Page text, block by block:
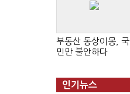
부동산 동상이몽, 국
민만 불안하다
인기뉴스